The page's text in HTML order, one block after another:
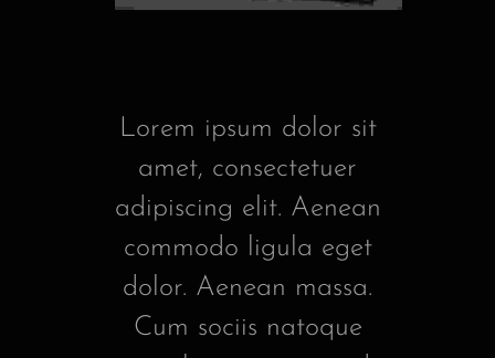
Lorem ipsum dolor sit
amet, consectetuer
adipiscing elit. Aenean
commodo ligula eget
dolor. Aenean massa.
Cum sociis natoque